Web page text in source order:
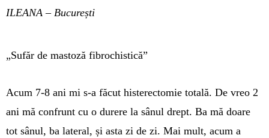
ILEANA – București
„Sufăr de mastoză fibrochistică”
Acum 7-8 ani mi s-a făcut his­te­rec­tomie to­tală. De vreo 2
ani mă confrunt cu o durere la sânul drept. Ba mă doare
tot sânul, ba lateral, și asta zi de zi. Mai mult, acum a